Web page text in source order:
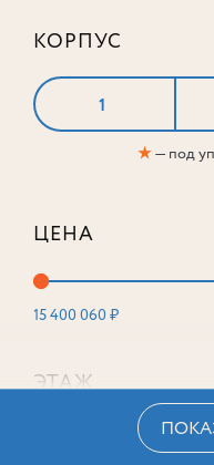
КОРПУС
1
★— под
ЦЕНА
15 400 060 ₽
ЭТАЖ